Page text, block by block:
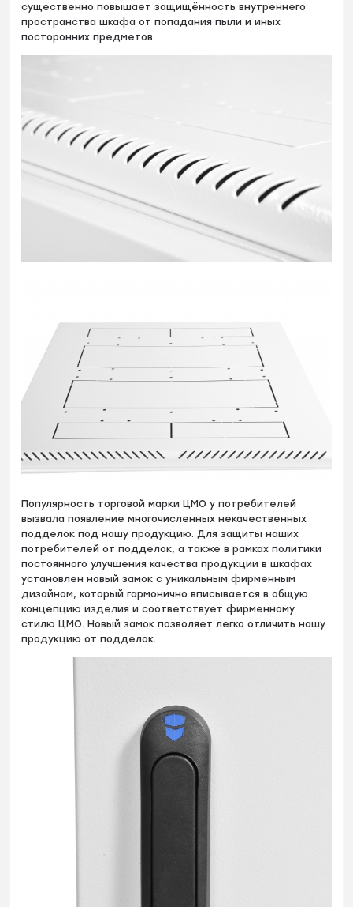
существенно повышает защищённость внутреннего
пространства шкафа от попадания пыли и иных
посторонних предметов.
Популярность торговой марки ЦМО у потребителей
вызвала появление многочисленных некачественных
подделок под нашу продукцию. Для защиты наших
потребителей от подделок, а также в рамках политики
постоянного улучшения качества продукции в шкафах
установлен новый замок с уникальным фирменным
дизайном, который гармонично вписывается в общую
концепцию изделия и соответствует фирменному
стилю ЦМО. Новый замок позволяет легко отличить нашу
продукцию от подделок.